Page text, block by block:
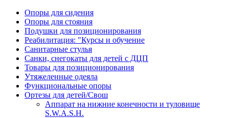
Опоры для сидения
Опоры для стояния
Подушки для позиционирования
Реабилитация: "Курсы и обучение
Санитарные стулья
Санки, снегокаты для детей с ДЦП
Товары для позиционирования
Утяжеленные одеяла
Функциональные опоры
Ортезы для детей/Свош
Аппарат на нижние конечности и туловище
S.W.A.S.H.